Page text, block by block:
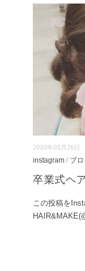
2020年03月26日
instagram / ブ
卒業式ヘ
この投稿を